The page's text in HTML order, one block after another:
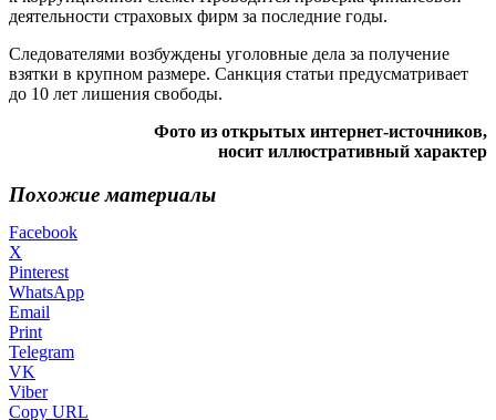
деятельности страховых фирм за последние годы.
Следователями возбуждены уголовные дела за получение
взятки в крупном размере. Санкция статьи предусматривает
до 10 лет лишения свободы.
Фото из открытых интернет-источников,
носит иллюстративный характер
Похожие материалы
Facebook
X
Pinterest
WhatsApp
Email
Print
Telegram
VK
Viber
Copy URL